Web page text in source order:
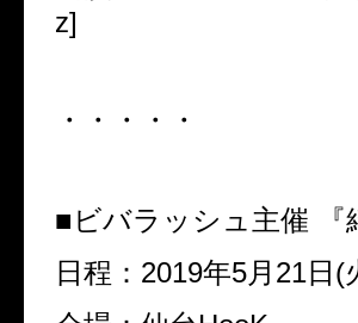
z]
・・・・・
■ビバラッシュ主催 『
日程：2019年5月21日(